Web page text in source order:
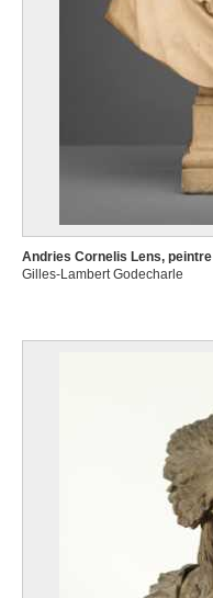
Andries Cornelis Lens, peintre
Gilles-Lambert Godecharle